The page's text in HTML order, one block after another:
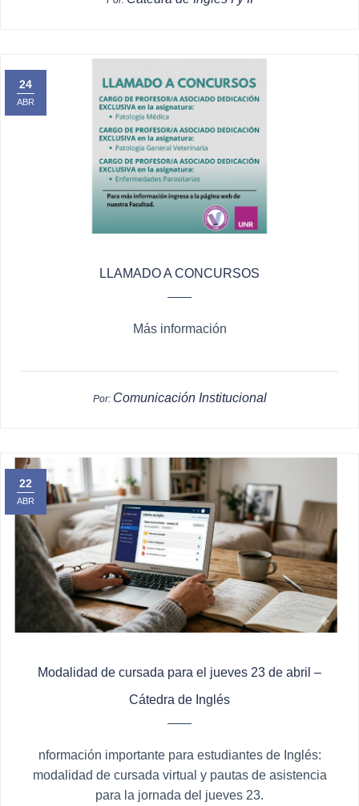
24
ABR
LLAMADO A CONCURSOS
Más información
Por: Comunicación Institucional
22
ABR
Modalidad de cursada para el jueves 23 de abril –
Cátedra de Inglés
nformación importante para estudiantes de Inglés:
modalidad de cursada virtual y pautas de asistencia
para la jornada del jueves 23.